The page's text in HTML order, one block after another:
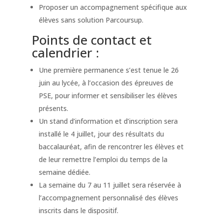
Proposer un accompagnement spécifique aux
élèves sans solution Parcoursup.
Points de contact et
calendrier :
Une première permanence s’est tenue le 26
juin au lycée, à l’occasion des épreuves de
PSE, pour informer et sensibiliser les élèves
présents.
Un stand d’information et d’inscription sera
installé le 4 juillet, jour des résultats du
baccalauréat, afin de rencontrer les élèves et
de leur remettre l’emploi du temps de la
semaine dédiée.
La semaine du 7 au 11 juillet sera réservée à
l’accompagnement personnalisé des élèves
inscrits dans le dispositif.